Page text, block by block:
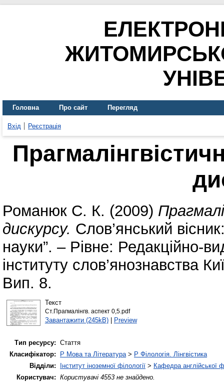
Головна Про сайт Перегляд
Вхід Реєстрація
Романюк С. К. (2009)
дискурсу. Слов’янський
науки”. – Рівне: Редакційно-
інституту слов’янознавства
Вип. 8.
Текст
Ст.Прагмалінгв. аспект 0,5.pdf
Завантажити (245kB)| Preview
Тип ресурсу: Стаття
Класифікатор:
P Мова та Література> P Філологія. Лінгвістика
Відділи:
Інститут іноземної філології > Кафедра англійської
Користувач: Користувачі 4553 не знайдено.